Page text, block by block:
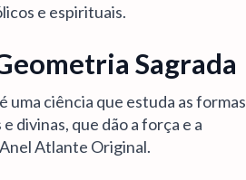
e espirituais.
Sagrada
uma ciência que estuda as formas
divinas, que dão a força e a
Atlante Original.